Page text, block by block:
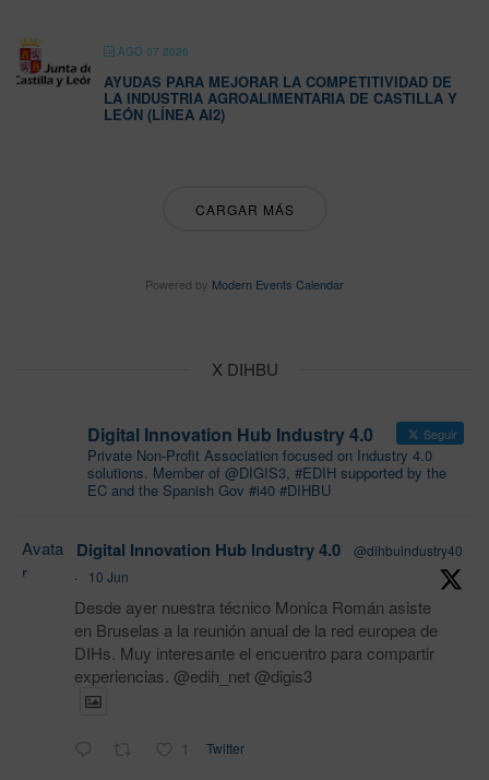
AGO 07 2026
AYUDAS PARA MEJORAR LA COMPETITIVIDAD DE
LA INDUSTRIA AGROALIMENTARIA DE CASTILLA Y
LEÓN (LÍNEA AI2)
CARGAR MÁS
Powered by Modern Events Calendar
X DIHBU
Digital Innovation Hub Industry 4.0 Seguir
Private Non-Profit Association focused on Industry 4.0
solutions. Member of @DIGIS3, #EDIH supported by the
EC and the Spanish Gov #i40 #DIHBU
Avata
r
Digital Innovation Hub Industry 4.0
@dihbuindustry40
·
10 Jun
Desde ayer nuestra técnico Monica Román asiste
en Bruselas a la reunión anual de la red europea de
DIHs. Muy interesante el encuentro para compartir
experiencias. @edih_net @digis3
1 Twitter